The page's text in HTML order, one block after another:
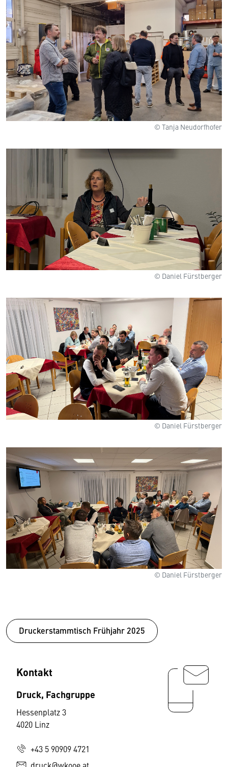
© Tanja Neudorfhofer
© Daniel Fürstberger
© Daniel Fürstberger
© Daniel Fürstberger
Druckerstammtisch Frühjahr 2025
Kontakt
Druck, Fachgruppe
Hessenplatz 3
4020 Linz
+43 5 90909 4721